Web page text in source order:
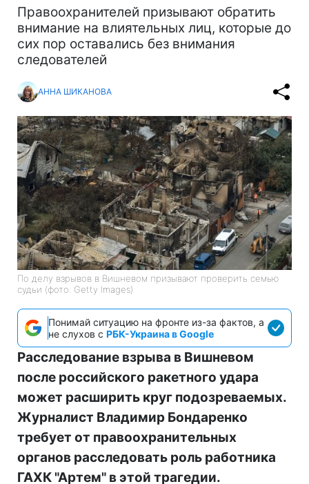
Правоохранителей призывают обратить
внимание на влиятельных лиц, которые до
сих пор оставались без внимания
следователей
АННА ШИКАНОВА
По делу взрывов в Вишневом призывают проверить семью
судьи (фото: Getty Images)
Понимай ситуацию на фронте из-за фактов, а
не слухов с РБК-Украина в Google
Расследование взрыва в Вишневом
после российского ракетного удара
может расширить круг подозреваемых.
Журналист Владимир Бондаренко
требует от правоохранительных
органов расследовать роль работника
ГАХК "Артем" в этой трагедии.